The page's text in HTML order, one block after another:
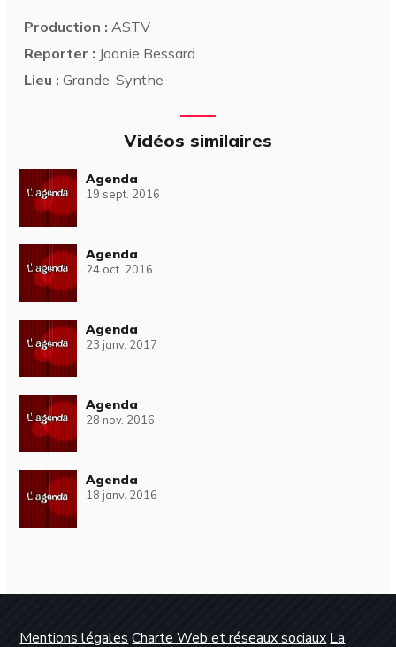
Production : ASTV
Reporter : Joanie Bessard
Lieu : Grande-Synthe
Vidéos similaires
Agenda
19 sept. 2016
Agenda
24 oct. 2016
Agenda
23 janv. 2017
Agenda
28 nov. 2016
Agenda
18 janv. 2016
Mentions légales Charte Web et réseaux sociaux La